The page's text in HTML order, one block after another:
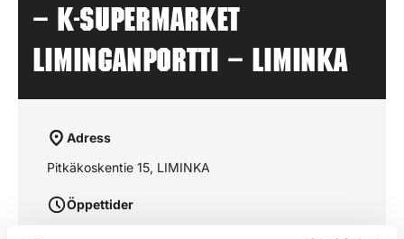
– K-SUPERMARKET
LIMINGANPORTTI – LIMINKA
Adress
Pitkäkoskentie 15, LIMINKA
Öppettider